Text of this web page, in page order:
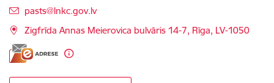
E-pasts:
pasts@lnkc.gov.lv
Zigfrīda Annas Meierovica bulvāris 14-7, Rīga, LV-1050